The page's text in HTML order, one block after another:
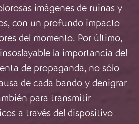
imágenes de ruinas y
con un profundo impacto
del momento. Por último,
la importancia del
de propaganda, no sólo
de cada bando y denigrar
para transmitir
a través del dispositivo